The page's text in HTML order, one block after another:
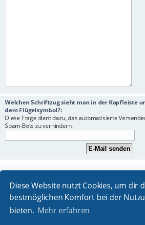
Diese Website nutzt Cookies, um dir
bestmöglichen Komfort bei der
bieten. Mehr erfahren
Welchen Schriftzug sieht man in der Kopfleiste
dem Flügelsymbol?:
Diese Frage dient dazu, das automatisierte
Spam-Bots zu verhindern.
Powered byphpBB